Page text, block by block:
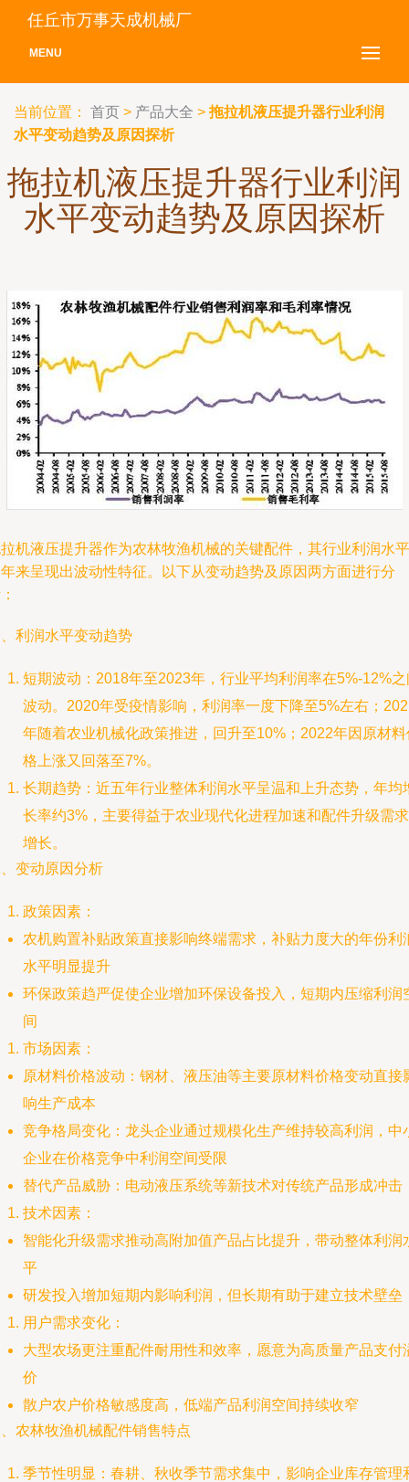
任丘市万事天成机械厂
MENU
当前位置： 首页 > 产品大全 > 拖拉机液压提升器行业利润
水平变动趋势及原因探析
拖拉机液压提升器行业利润
水平变动趋势及原因探析
机液压提升器作为农林牧渔机械的关键配件，其行业利润水平
来呈现出波动性特征。以下从变动趋势及原因两方面进行分
利润水平变动趋势
短期波动：2018年至2023年，行业平均利润率在5%-12%之
波动。2020年受疫情影响，利润率一度下降至5%左右；
年随着农业机械化政策推进，回升至10%；2022年因原材料
格上涨又回落至7%。
长期趋势：近五年行业整体利润水平呈温和上升态势，年均
长率约3%，主要得益于农业现代化进程加速和配件升级需求
增长。
变动原因分析
政策因素：
农机购置补贴政策直接影响终端需求，补贴力度大的年份利
水平明显提升
环保政策趋严促使企业增加环保设备投入，短期内压缩利润
间
市场因素：
原材料价格波动：钢材、液压油等主要原材料价格变动直接
响生产成本
竞争格局变化：龙头企业通过规模化生产维持较高利润，中
企业在价格竞争中利润空间受限
替代产品威胁：电动液压系统等新技术对传统产品形成冲击
技术因素：
智能化升级需求推动高附加值产品占比提升，带动整体利润
平
研发投入增加短期内影响利润，但长期有助于建立技术壁垒
用户需求变化：
大型农场更注重配件耐用性和效率，愿意为高质量产品支付
价
散户农户价格敏感度高，低端产品利润空间持续收窄
农林牧渔机械配件销售特点
季节性明显：春耕、秋收季节需求集中，影响企业库存管理